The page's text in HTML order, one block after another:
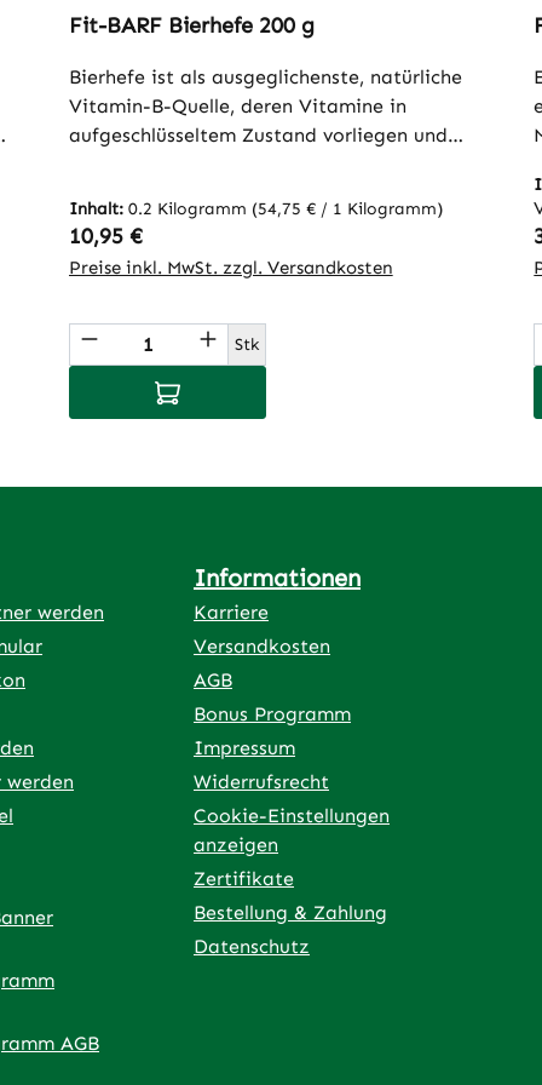
Wert ein oder benutze die
Fit-BARF Bierhefe 200 g
Bierhefe ist als ausgeglichenste, natürliche
Vitamin-B-Quelle, deren Vitamine in
aufgeschlüsseltem Zustand vorliegen und
Ernährung. Zudem besitzt Bierhefe einen
positiven Effekt auf die Darmflora. Ihr
Gehalt an Phosphor, Kalium, Magnesium,
sowie den Spurenelementen Kobalt,
Molybdän, Chrom und Selen liefern einen
wichtigen Beitrag zur bedarfsgerechten
Ernährung.
Inhalt: 0.2 Kilogramm (54,75 € / 1 Kilogramm)
Regulärer Preis:
10,95 €
Preise inkl. MwSt. zzgl. Versandkosten
Produkt Anzahl: Gib den
Stk
In den Warenkorb
Link) Link)
Tab (externer Link)
Tab (externer Link)
neuem Tab (externer Link)
– öffnet in neuem Tab (externer Link)
werden
werden
AGB
Informationen
Karriere
Versandkosten
AGB
Bonus Programm
Impressum
Widerrufsrecht
Cookie-Einstellungen
anzeigen
Zertifikate
Bestellung & Zahlung
Datenschutz